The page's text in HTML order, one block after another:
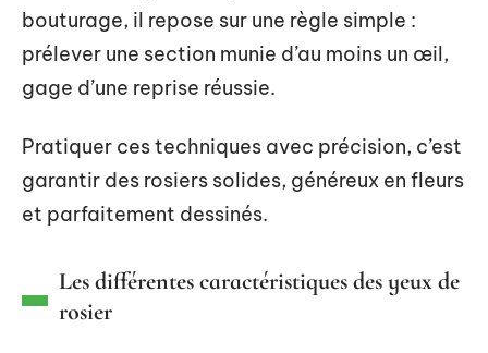
bouturage, il repose sur une règle simple :
prélever une section munie d’au moins un œil,
gage d’une reprise réussie.
Pratiquer ces techniques avec précision, c’est
garantir des rosiers solides, généreux en fleurs
et parfaitement dessinés.
Les différentes caractéristiques des yeux de
rosier